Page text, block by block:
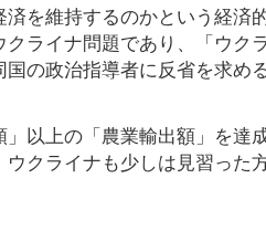
を維持するのかという経済
ライナ問題であり、「ウク
の政治指導者に反省を求め
以上の「農業輸出額」を達
クライナも少しは見習った